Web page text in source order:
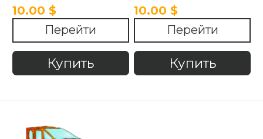
10.00 $
Перейти
Купить
10.00 $
Перейти
Купить